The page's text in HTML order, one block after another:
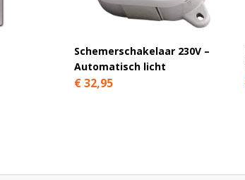
Schemerschakelaar 230V –
Automatisch licht
€ 32,95